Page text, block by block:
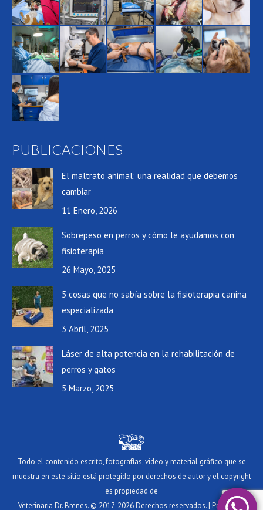
PUBLICACIONES
El maltrato animal: una realidad que debemos
cambiar
11 Enero, 2026
Sobrepeso en perros y cómo le ayudamos con
fisioterapia
26 Mayo, 2025
5 cosas que no sabía sobre la fisioterapia canina
especializada
3 Abril, 2025
Láser de alta potencia en la rehabilitación de
perros y gatos
5 Marzo, 2025
Todo el contenido escrito, fotografías, video y material gráfico que se
muestra en este sitio está protegido por derechos de autor y el copyright
es propiedad de
Veterinaria Dr. Brenes. © 2017-2026 Derechos reservados. | Privacidad